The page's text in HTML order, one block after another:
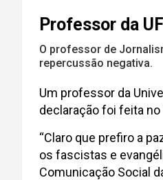
Professor da
O professor de
repercussão negativa.
Um professor da
declaração foi feita
“Claro que prefiro a
os fascistas e
Comunicação Social